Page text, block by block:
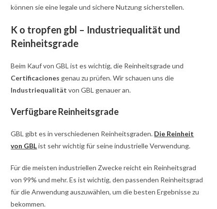
können sie eine legale und sichere Nutzung sicherstellen.
K o tropfen gbl – Industriequalität und
Reinheitsgrade
Beim Kauf von GBL ist es wichtig, die Reinheitsgrade und
Certificaciones genau zu prüfen. Wir schauen uns die
Industriequalität von GBL genauer an.
Verfügbare Reinheitsgrade
GBL gibt es in verschiedenen Reinheitsgraden. Die Reinheit
von GBList sehr wichtig für seine industrielle Verwendung.
Für die meisten industriellen Zwecke reicht ein Reinheitsgrad
von 99% und mehr. Es ist wichtig, den passenden Reinheitsgrad
für die Anwendung auszuwählen, um die besten Ergebnisse zu
bekommen.